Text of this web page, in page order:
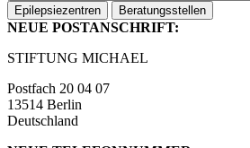
Epilepsiezentren
Beratungsstellen
NEUE POSTANSCHRIFT:
STIFTUNG MICHAEL
Postfach 20 04 07
13514 Berlin
Deutschland